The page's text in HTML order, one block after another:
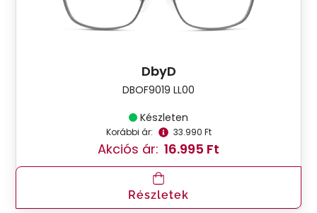
DbyD
DBOF9019 LL00
Készleten
Korábbi ár: 33.990 Ft
Akciós ár: 16.995 Ft
Részletek